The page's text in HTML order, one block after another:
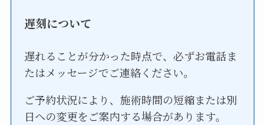
遅刻について
遅れることが分かった時点で、必ずお電話ま
たはメッセージでご連絡ください。
ご予約状況により、施術時間の短縮または別
日への変更をご案内する場合があります。